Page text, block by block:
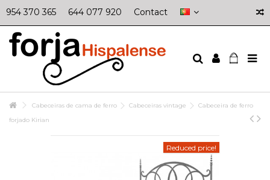
954 370 365 644 077 920 Contact
Cabeceiras de cama de ferro Cabeceiras vintage
Cabeceira de ferro
forjado Kirian
Reduced price!